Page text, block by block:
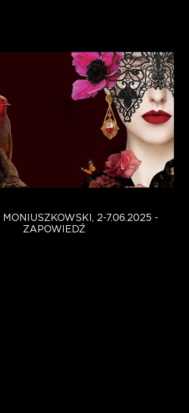
MONIUSZKOWSKI, 2-7.06.2025 -
ZAPOWIEDŹ